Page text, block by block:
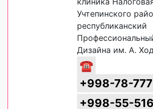
Учтепинского
республиканский
Дизайна им. А.
☎
+998-78-
+998-55-